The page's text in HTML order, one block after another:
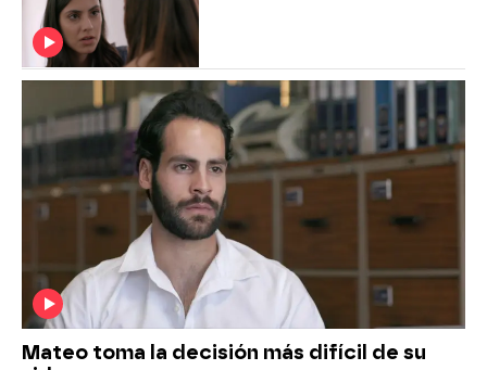
Mateo toma la decisión más difícil de su